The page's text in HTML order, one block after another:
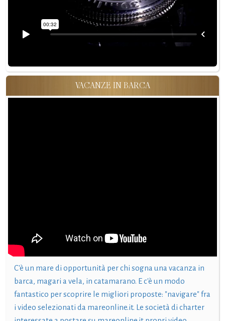
VACANZE IN BARCA
C'è un mare di opportunità per chi sogna una vacanza in
barca, magari a vela, in catamarano. E c'è un modo
fantastico per scoprire le migliori proposte: "navigare" fra
i video selezionati da mareonline.it. Le società di charter